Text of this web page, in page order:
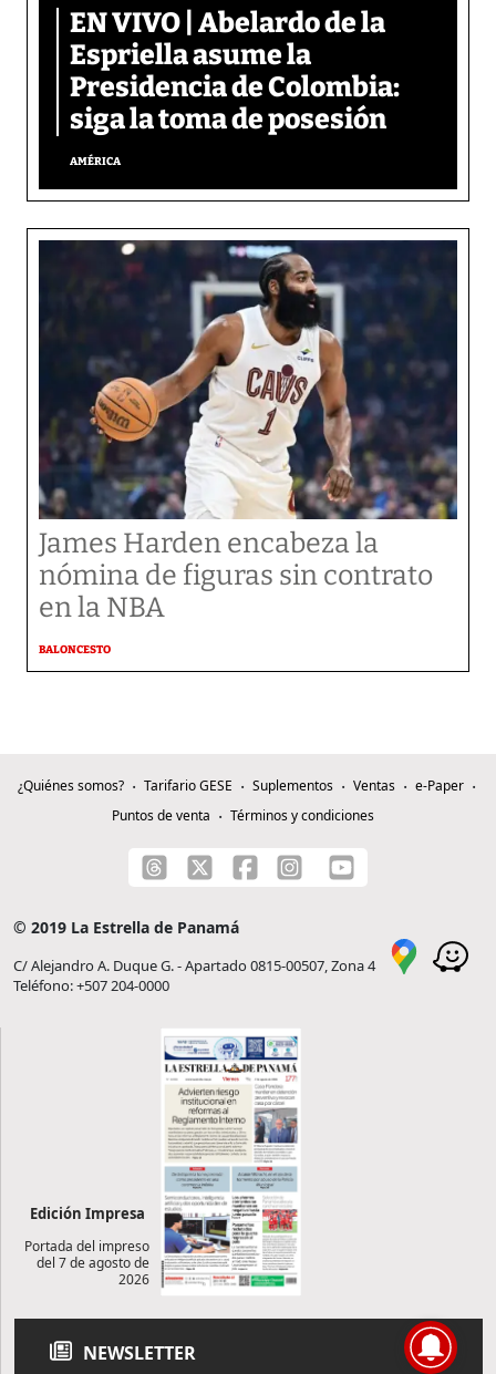
EN VIVO | Abelardo de la
Espriella asume la
Presidencia de Colombia:
siga la toma de posesión
AMÉRICA
James Harden encabeza la
nómina de figuras sin contrato
en la NBA
BALONCESTO
¿Quiénes somos? Tarifario GESE Suplementos Ventas
e-Paper
Puntos de venta
Términos y condiciones
© 2019 La Estrella de Panamá
C/ Alejandro A. Duque G. - Apartado 0815-00507, Zona 4
Teléfono: +507 204-0000
Edición Impresa
Portada del impreso
del 7 de agosto de
2026
NEWSLETTER